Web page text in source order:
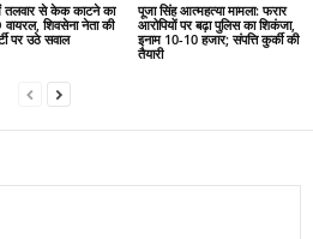
तलवार से केक काटने का
शिवसेना नेता की
पर उठे सवाल
पूजा सिंह आत्महत्या मामला: फरार
आरोपियों पर बढ़ा पुलिस का शिकंजा,
इनाम 10-10 हजार; संपत्ति कुर्की की
तैयारी